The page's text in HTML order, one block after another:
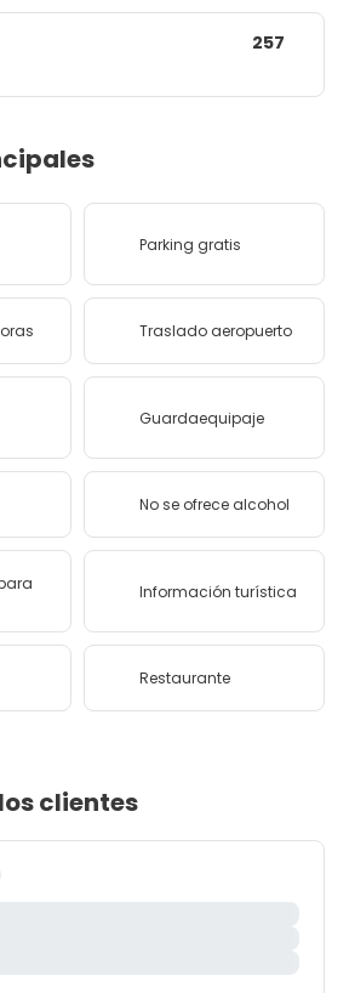
257
Parking gratis
Traslado aeropuerto
Guardaequipaje
No se ofrece alcohol
Información turística
Restaurante
clientes